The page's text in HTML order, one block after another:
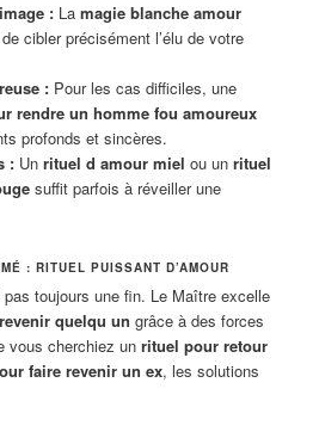
:La magie blanche amour
cibler précisément l’élu de votre
:Pour les cas difficiles, une
rendre un homme fou amoureux
profonds et sincères.
:Un rituel d amour miel ou un rituel
suffit parfois à réveiller une
: RITUEL PUISSANT D’AMOUR
pas toujours une fin. Le Maître excelle
quelqu un grâce à des forces
vous cherchiez unrituel pour retour
faire revenir un ex, les solutions